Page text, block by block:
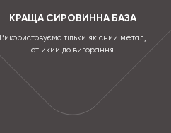
КРАЩА СИРОВИННА БАЗА
Використовуємо тільки якісний метал,
стійкий до вигорання